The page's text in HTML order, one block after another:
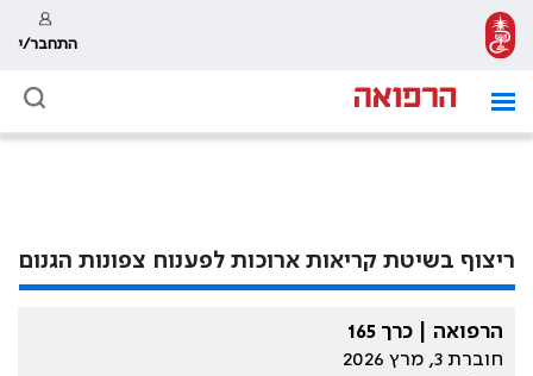
התחבר/י
ריצוף בשיטת קריאות ארוכות לפענוח צפונות הגנום
הרפואה | כרך 165
חוברת 3, מרץ 2026